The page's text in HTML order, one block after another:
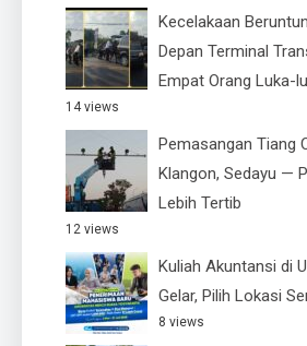
Kecelakaan
Depan Terminal
Empat Orang Luka-
14 views
Pemasangan Tiang
Klangon, Sedayu —
Lebih Tertib
12 views
Kuliah Akuntansi di
Gelar, Pilih Lokasi
8 views